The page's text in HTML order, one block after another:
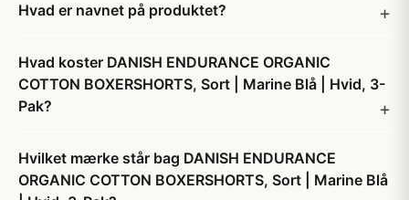
Hvad er navnet på produktet?
Hvad koster DANISH ENDURANCE ORGANIC
COTTON BOXERSHORTS, Sort | Marine Blå | Hvid, 3-
Pak?
Hvilket mærke står bag DANISH ENDURANCE
ORGANIC COTTON BOXERSHORTS, Sort | Marine Blå